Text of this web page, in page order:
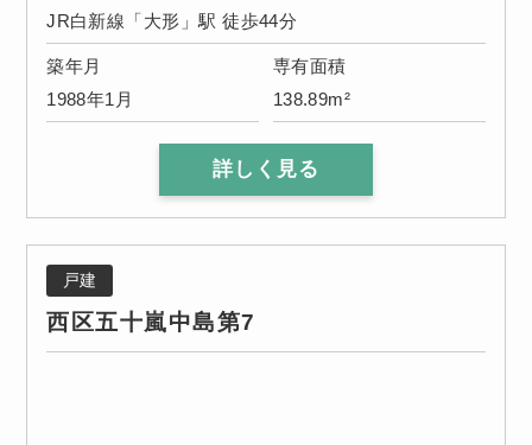
JR白新線「大形」駅 徒歩44分
築年月
1988年1月
専有面積
138.89m²
詳しく見る
戸建
西区五十嵐中島第7